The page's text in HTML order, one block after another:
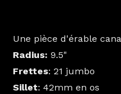
Une pièce d'érable
Radius: 9.5"
Frettes: 21 jumbo
Sillet: 42mm en os